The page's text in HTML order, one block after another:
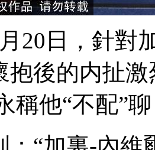
20日 ，
後的内扯激
稱他“不配”聊